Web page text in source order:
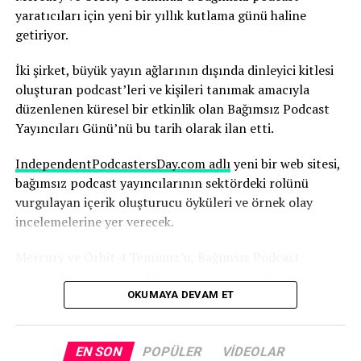
değerlendirdiğini anlatıyor.
Robbins, yapay zekanın, yıllarca çalışmayı öğrendiği
medya ortamının temelini yeniden şekillendirdiğinin
farkında. Ve bu sürecin hızı dikkat gerektiriyor.
“Yapay zekadaki değişim hızını ve yapay zekanın şu anda
basında nasıl yankı uyandırdığını anlamak herkes için
çok önemli; yaşananlar büyüleyici” diyen Robbins,
şunları söyledi:
“Nice’te uçaktan indim ve Today Show’dan arkadaşım
Huda ile karşılaştım. Uzun uzun sohbet ettik. İkimizin
bir makale yazdı. Bu, bana göre, içinde bulunduğunuz
ekosistemi düşünmeniz ve kendinize, suyun çalkalandığı
büyük olayların neler olduğunu sormanız gerektiğinin
bir göstergesi; çünkü eğer bunlara dahil olursanız,
yaratıcıları için yeni bir yıllık kutlama günü haline
getiriyor.
İki şirket, büyük yayın ağlarının dışında dinleyici kitlesi
oluşturan podcast’leri ve kişileri tanımak amacıyla
düzenlenen küresel bir etkinlik olan Bağımsız Podcast
Yayıncıları Günü’nü bu tarih olarak ilan etti.
IndependentPodcastersDay.com adlıyeni bir web sitesi,
bağımsız podcast yayıncılarının sektördeki rolünü
vurgulayan içerik oluşturucu öyküleri ve örnek olay
incelemelerine yer verecek.
podcast yayıncılarını bu günü desteklemeye çağırdı.
Yapılan açıklamada şunlar kaydedildi:
OKUMAYA DEVAM ET
EN SON POPÜLER VIDEOLAR